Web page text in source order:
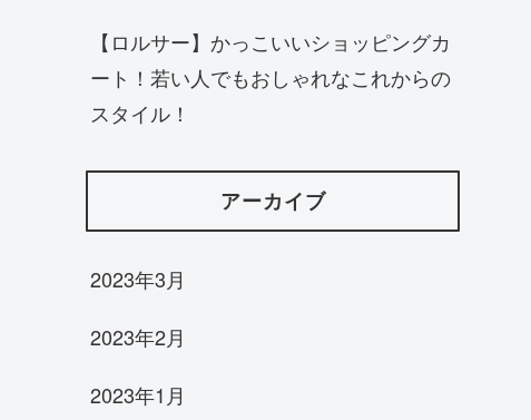
【ロルサー】かっこいいショッピングカ
ート！若い人でもおしゃれなこれからの
スタイル！
アーカイブ
2023年3月
2023年2月
2023年1月